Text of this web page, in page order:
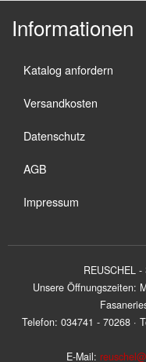
Informationen
Katalog anfordern
Versandkosten
Datenschutz
AGB
Impressum
REUSCHEL
Unsere Öffnungszeiten:
Telefon: 034741 - 70268 ·
E-Mail: